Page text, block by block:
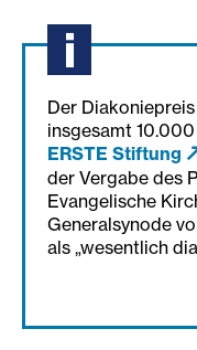
Der
insgesamt
ERSTE Stiftung
der Vergabe des
Evangelische
Generalsynode
als „wesentlich